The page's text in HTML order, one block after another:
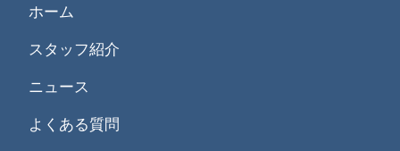
ホーム
スタッフ紹介
ニュース
よくある質問